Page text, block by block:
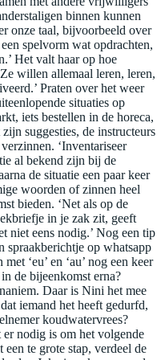
binnen kunnen
onze taal, bijvoorbeeld over
spelvorm wat opdrachten,
Het valt haar op hoe
willen allemaal leren, leren,
Praten over het weer
situaties op
iets bestellen in de horeca,
suggesties, de instructeurs
‘Inventariseer
al bekend zijn bij de
de situatie een paar keer
woorden of zinnen heel
bieden. ‘Net als op de
in je zak zit, geeft
niet eens nodig.’ Nog een tip
spraakberichtje op whatsapp
‘eu’ en ‘au’ nog een keer
de bijeenkomst erna?
Daar is Nini het mee
iemand het heeft gedurfd,
koudwatervrees?
nodig is om het volgende
te grote stap, verdeel de